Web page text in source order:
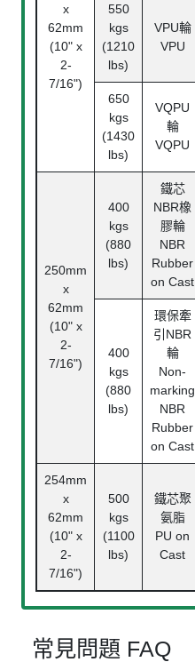
x
62mm
(10" x
2-
7/16")
550
kgs
(1210
lbs)
VPU輪
VPU
650
kgs
(1430
lbs)
VQPU
輪
VQPU
250mm
x
62mm
(10" x
2-
7/16")
400
kgs
(880
lbs)
鐵芯
NBR橡
膠輪
NBR
Rubber
on Cast
400
kgs
(880
lbs)
環保牽
引NBR
輪
Non-
marking
NBR
Rubber
on Cast
254mm
x
62mm
(10" x
2-
7/16")
500
kgs
(1100
lbs)
鐵芯聚
氨脂
PU on
Cast
常見問題 FAQ